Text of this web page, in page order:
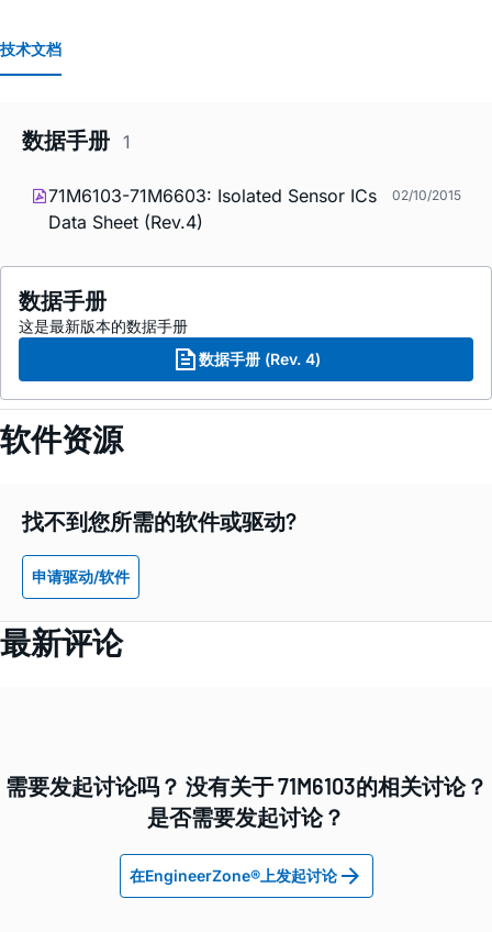
技术文档
数据手册 1
71M6103-71M6603: Isolated Sensor ICs
Data Sheet (Rev.4)
02/10/2015
数据手册
这是最新版本的数据手册
数据手册 (Rev. 4)
软件资源
找不到您所需的软件或驱动?
申请驱动/软件
最新评论
需要发起讨论吗？ 没有关于 71M6103的相关讨论？
是否需要发起讨论？
在EngineerZone®上发起讨论